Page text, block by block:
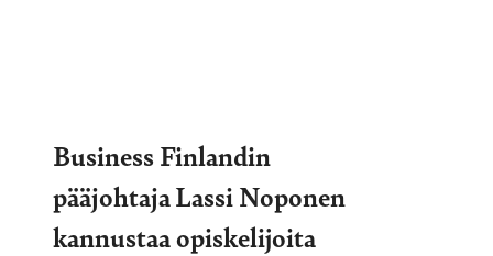
Business Finlandin
pääjohtaja Lassi Noponen
kannustaa opiskelijoita